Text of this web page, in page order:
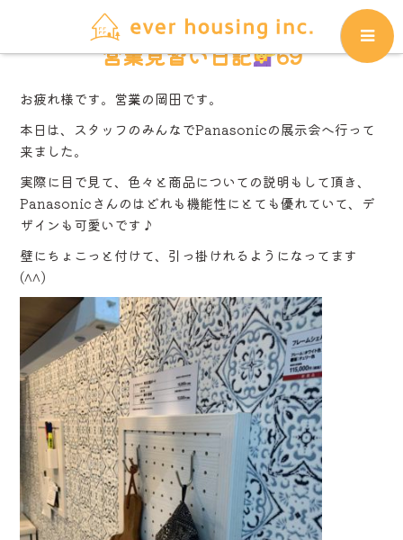
営業見習い日記 69
お疲れ様です。営業の岡田です。
本日は、スタッフのみんなでPanasonicの展示会へ行って
来ました。
実際に目で見て、色々と商品についての説明もして頂き、
Panasonicさんのはどれも機能性にとても優れていて、デ
ザインも可愛いです ♪
壁にちょこっと付けて、引っ掛けれるようになってます
(^^)